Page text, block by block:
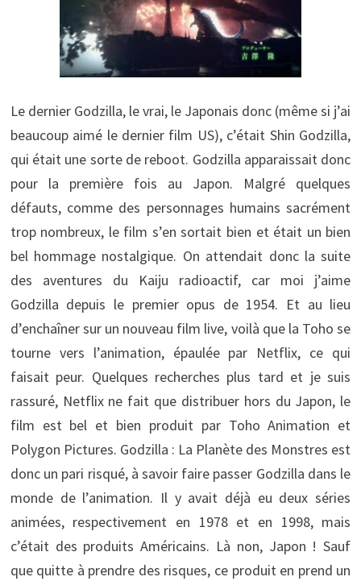
Le dernier Godzilla, le vrai, le Japonais donc (même si j’ai
beaucoup aimé le dernier film US), c’était Shin Godzilla,
qui était une sorte de reboot. Godzilla apparaissait donc
pour la première fois au Japon. Malgré quelques
défauts, comme des personnages humains sacrément
trop nombreux, le film s’en sortait bien et était un bien
bel hommage nostalgique. On attendait donc la suite
des aventures du Kaiju radioactif, car moi j’aime
Godzilla depuis le premier opus de 1954. Et au lieu
d’enchaîner sur un nouveau film live, voilà que la Toho se
tourne vers l’animation, épaulée par Netflix, ce qui
faisait peur. Quelques recherches plus tard et je suis
rassuré, Netflix ne fait que distribuer hors du Japon, le
film est bel et bien produit par Toho Animation et
Polygon Pictures. Godzilla : La Planète des Monstres est
donc un pari risqué, à savoir faire passer Godzilla dans le
monde de l’animation. Il y avait déjà eu deux séries
animées, respectivement en 1978 et en 1998, mais
c’était des produits Américains. Là non, Japon ! Sauf
que quitte à prendre des risques, ce produit en prend un